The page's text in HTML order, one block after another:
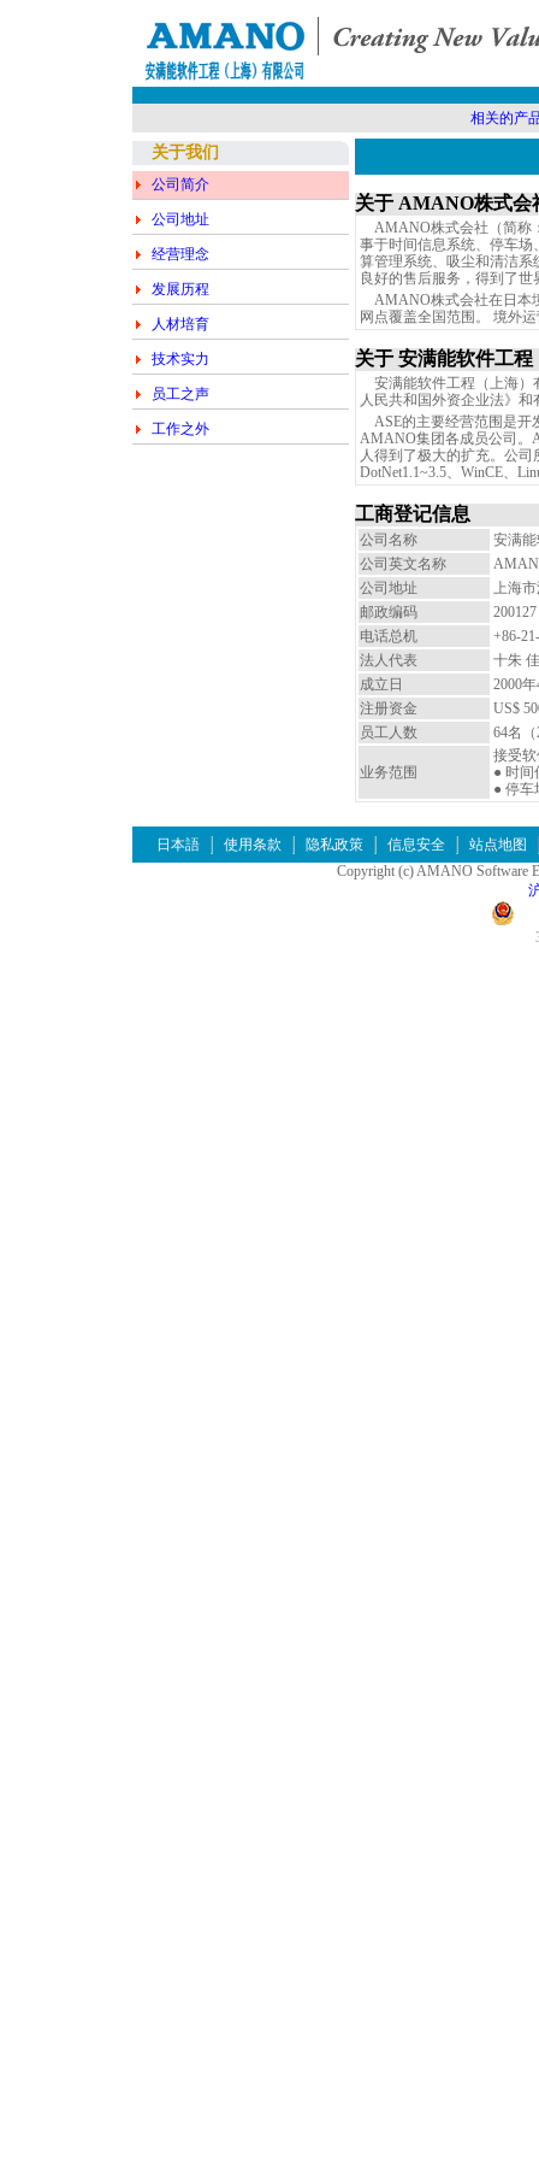
相关的产
关于我们
公司简介
公司地址
经营理念
发展历程
人材培育
技术实力
员工之声
工作之外
关于 AMANO株式会
AMANO株式会社（简称
事于时间信息系统、停车
算管理系统、吸尘和清洁
良好的售后服务，得到了
AMANO株式会社在日本
网点覆盖全国范围。 境外
关于 安满能软件工
安满能软件工程（上海）
人民共和国外资企业法》
ASE的主要经营范围是开
AMANO集团各成员公司。
人得到了极大的扩充。公
DotNet1.1~3.5、WinCE、
工商登记信息
公司名称
安满
公司英文名称
公司地址
上海市
邮政编码
200127
电话总机
+86-
法人代表
十朱
成立日
2000
注册资金
US$
员工人数
64名
业务范围
接受
● 时间
● 停车
日本語 使用条款 隐私政策 信息安全
站点地图
Copyright (c) AMANO Software